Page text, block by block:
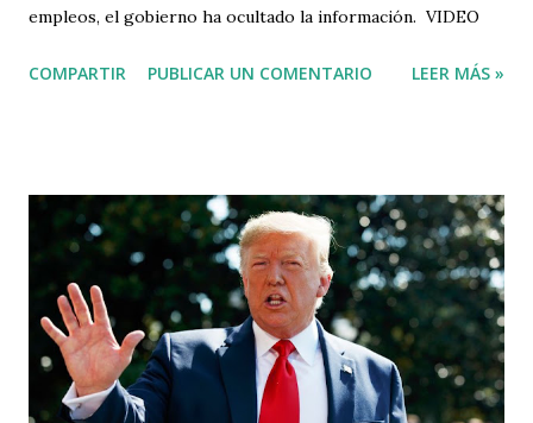
empleos, el gobierno ha ocultado la información. VIDEO
COMPARTIR PUBLICAR UN COMENTARIO LEER MÁS »